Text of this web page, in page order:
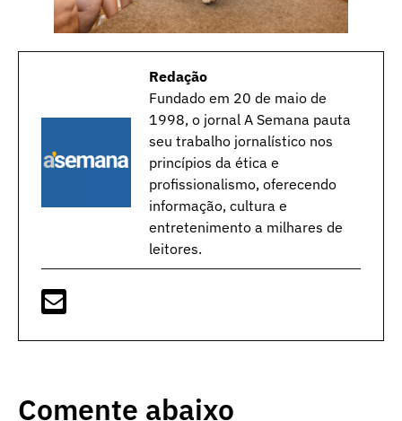
Redação
Fundado em 20 de maio de
1998, o jornal A Semana pauta
seu trabalho jornalístico nos
princípios da ética e
profissionalismo, oferecendo
informação, cultura e
entretenimento a milhares de
leitores.
Comente abaixo